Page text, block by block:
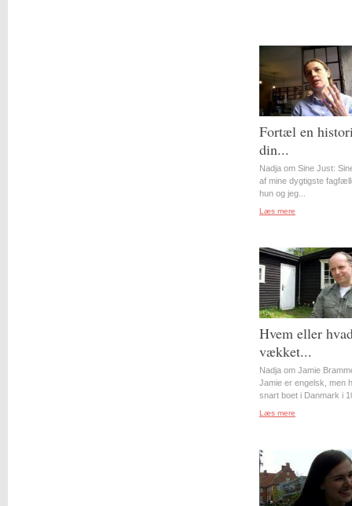
Fortæl en
din...
Nadja om Sine Just:
af mine dygtigste
hun og jeg...
Læs mere
Hvem eller
vækket...
Nadja om Jamie
Jamie er engelsk, men
snart boet i Danmark i
Læs mere